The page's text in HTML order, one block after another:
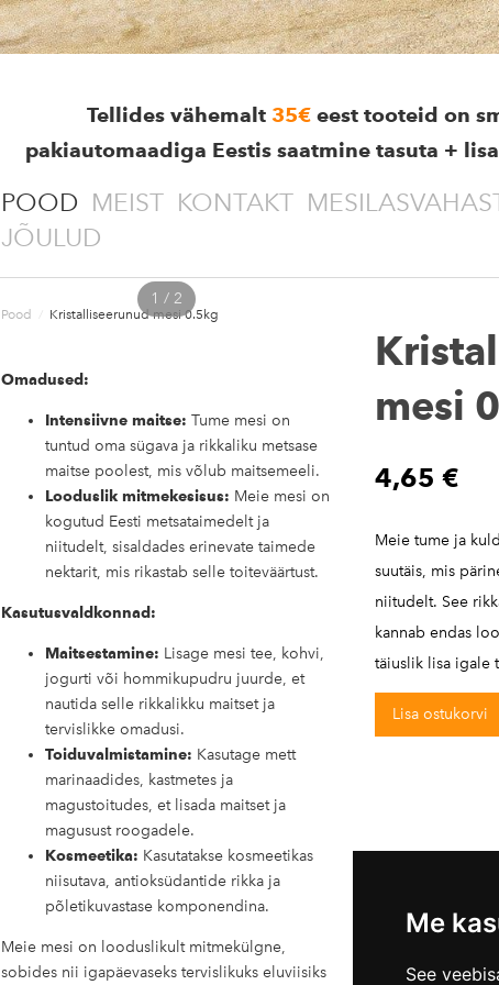
Me
See
Tellides vähemalt 35€ eest tooteid on
pakiautomaadiga Eestis saatmine tasuta +
POOD MEIST KONTAKT
JÕULUD
Pood Kristalliseerunud mesi 0.5kg
1 / 2
Omadused:
Intensiivne maitse: Tume mesi on
tuntud oma sügava ja rikkaliku metsase
maitse poolest, mis võlub maitsemeeli.
Looduslik mitmekesisus: Meie mesi on
kogutud Eesti metsataimedelt ja
niitudelt, sisaldades erinevate taimede
nektarit, mis rikastab selle toiteväärtust.
Kasutusvaldkonnad:
Maitsestamine: Lisage mesi tee, kohvi,
jogurti või hommikupudru juurde, et
nautida selle rikkalikku maitset ja
tervislikke omadusi.
Toiduvalmistamine: Kasutage mett
marinaadides, kastmetes ja
magustoitudes, et lisada maitset ja
magusust roogadele.
Kosmeetika: Kasutatakse kosmeetikas
niisutava, antioksüdantide rikka ja
põletikuvastase komponendina.
Meie mesi on looduslikult mitmekülgne,
sobides nii igapäevaseks tervislikuks eluviisiks
mesi
4,65 €
Meie tume ja
suutäis, mis
niitudelt. See
kannab endas
täiuslik lisa igale
Lisa ostukorvi